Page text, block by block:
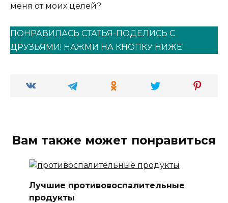
меня от моих целей?
ПОНРАВИЛАСЬ СТАТЬЯ-ПОДЕЛИСЬ С
ДРУЗЬЯМИ! НАЖМИ НА КНОПКУ НИЖЕ!
Вам также может понравиться
Лучшие противовоспалительные
продукты